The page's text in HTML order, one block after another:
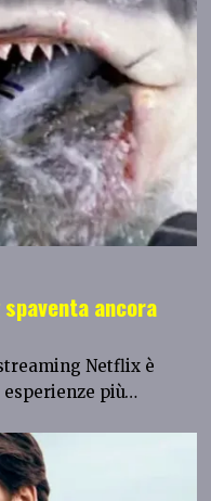
ancora
Netflix è
più…